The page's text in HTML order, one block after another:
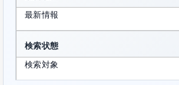
最新情報
検索状態
検索対象